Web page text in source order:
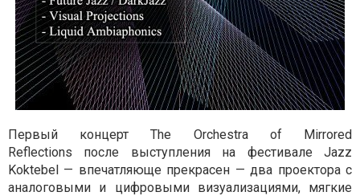
Первый концерт The Orchestra of Mirrored
Reflections после выступления на фестивале Jazz
Koktebel — впечатляюще прекрасен — два проектора с
аналоговыми и цифровыми визуализациями, мягкие